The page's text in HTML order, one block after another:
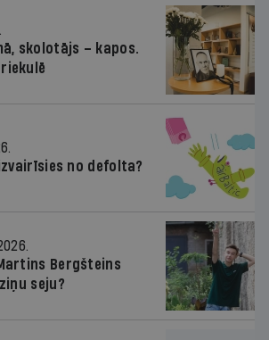
skolotājs – kapos.
no defolta?
Bergšteins
seju?